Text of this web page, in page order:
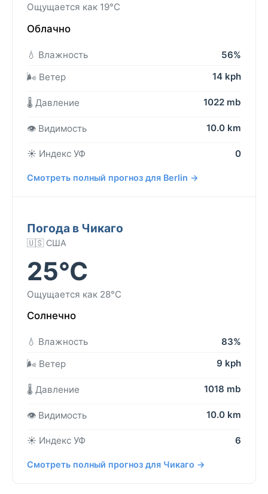
Ощущается как 19°C
Облачно
💧 Влажность
56%
🌬️ Ветер
14 kph
🌡️ Давление 1022 mb
👁️ Видимость 10.0 km
☀️ Индекс УФ 0
Смотреть полный прогноз для Berlin →
Погода в Чикаго
🇺🇸 США
25°C
Ощущается как 28°C
Солнечно
💧 Влажность
83%
🌬️ Ветер
9 kph
🌡️ Давление 1018 mb
👁️ Видимость 10.0 km
☀️ Индекс УФ 6
Смотреть полный прогноз для Чикаго →